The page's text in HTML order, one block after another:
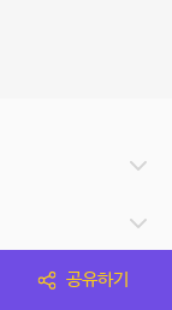
공유하기